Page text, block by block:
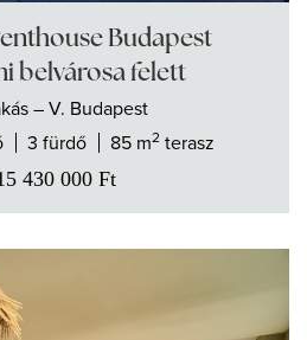
Budapest
belvárosa felett
– V. Budapest
3 fürdő 85 m2 terasz
430 000 Ft